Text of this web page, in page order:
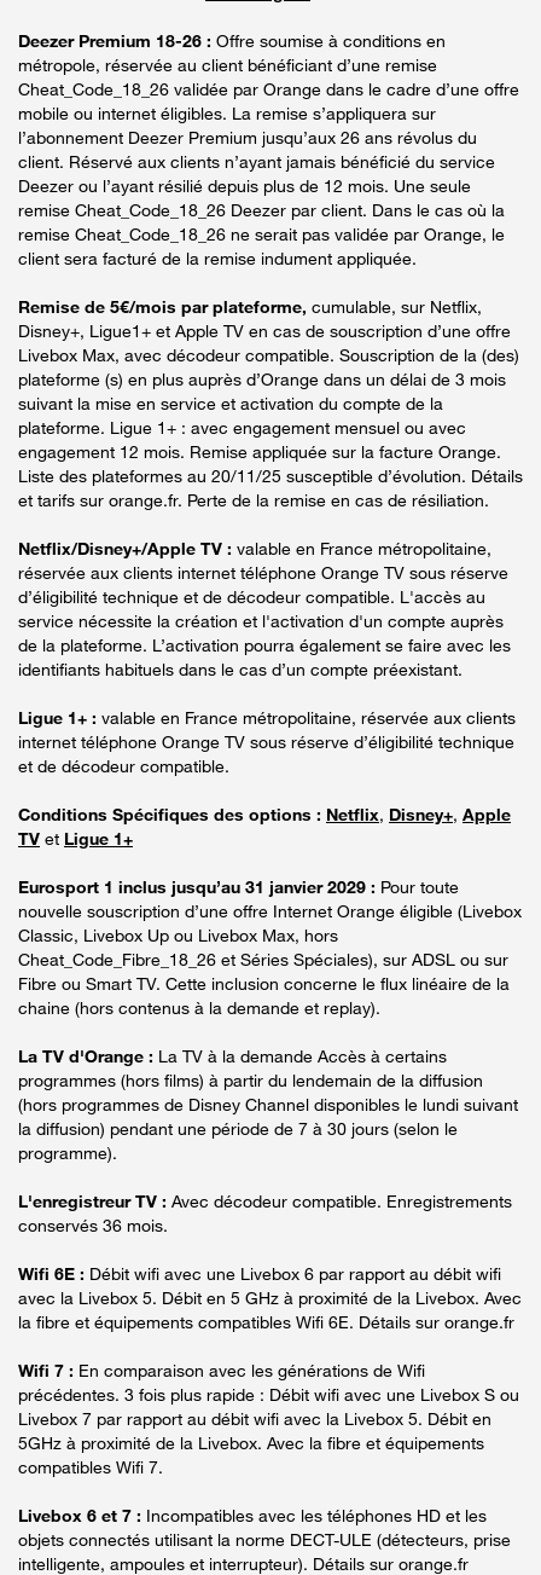
Deezer Premium 18-26 : Offre soumise à conditions en
métropole, réservée au client bénéficiant d’une remise
Cheat_Code_18_26 validée par Orange dans le cadre d’une offre
mobile ou internet éligibles. La remise s’appliquera sur
l’abonnement Deezer Premium jusqu’aux 26 ans révolus du
client. Réservé aux clients n’ayant jamais bénéficié du service
Deezer ou l’ayant résilié depuis plus de 12 mois. Une seule
remise Cheat_Code_18_26 Deezer par client. Dans le cas où la
remise Cheat_Code_18_26 ne serait pas validée par Orange, le
client sera facturé de la remise indument appliquée.
Remise de 5€/mois par plateforme, cumulable, sur Netflix,
Disney+, Ligue1+ et Apple TV en cas de souscription d’une offre
Livebox Max, avec décodeur compatible. Souscription de la (des)
plateforme (s) en plus auprès d’Orange dans un délai de 3 mois
suivant la mise en service et activation du compte de la
plateforme. Ligue 1+ : avec engagement mensuel ou avec
engagement 12 mois. Remise appliquée sur la facture Orange.
Liste des plateformes au 20/11/25 susceptible d’évolution. Détails
et tarifs sur orange.fr. Perte de la remise en cas de résiliation.
Netflix/Disney+/Apple TV : valable en France métropolitaine,
réservée aux clients internet téléphone Orange TV sous réserve
d’éligibilité technique et de décodeur compatible. L'accès au
service nécessite la création et l'activation d'un compte auprès
de la plateforme. L’activation pourra également se faire avec les
identifiants habituels dans le cas d’un compte préexistant.
Ligue 1+ : valable en France métropolitaine, réservée aux clients
internet téléphone Orange TV sous réserve d’éligibilité technique
et de décodeur compatible.
Conditions Spécifiques des options : Netflix, Disney+, Apple
TV et Ligue 1+
Eurosport 1 inclus jusqu’au 31 janvier 2029 : Pour toute
nouvelle souscription d’une offre Internet Orange éligible (Livebox
Classic, Livebox Up ou Livebox Max, hors
Cheat_Code_Fibre_18_26 et Séries Spéciales), sur ADSL ou sur
Fibre ou Smart TV. Cette inclusion concerne le flux linéaire de la
chaine (hors contenus à la demande et replay).
La TV d'Orange : La TV à la demande Accès à certains
programmes (hors films) à partir du lendemain de la diffusion
(hors programmes de Disney Channel disponibles le lundi suivant
la diffusion) pendant une période de 7 à 30 jours (selon le
programme).
L'enregistreur TV : Avec décodeur compatible. Enregistrements
conservés 36 mois.
Wifi 6E : Débit wifi avec une Livebox 6 par rapport au débit wifi
avec la Livebox 5. Débit en 5 GHz à proximité de la Livebox. Avec
la fibre et équipements compatibles Wifi 6E. Détails sur orange.fr
Wifi 7 : En comparaison avec les générations de Wifi
précédentes. 3 fois plus rapide : Débit wifi avec une Livebox S ou
Livebox 7 par rapport au débit wifi avec la Livebox 5. Débit en
5GHz à proximité de la Livebox. Avec la fibre et équipements
compatibles Wifi 7.
Livebox 6 et 7 : Incompatibles avec les téléphones HD et les
objets connectés utilisant la norme DECT-ULE (détecteurs, prise
intelligente, ampoules et interrupteur). Détails sur orange.fr